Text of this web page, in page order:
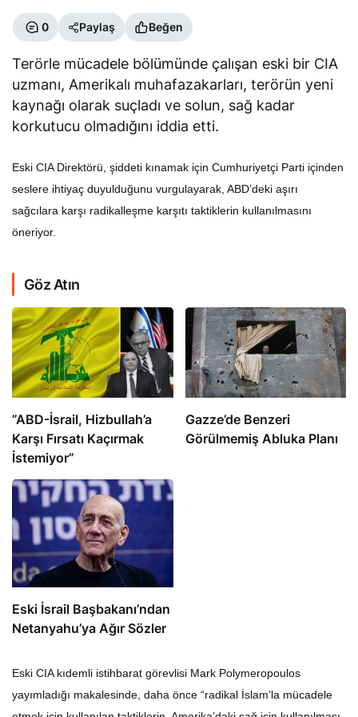
0 Paylaş Beğen
Terörle mücadele bölümünde çalışan eski bir CIA
uzmanı, Amerikalı muhafazakarları, terörün yeni
kaynağı olarak suçladı ve solun, sağ kadar
korkutucu olmadığını iddia etti.
Eski CIA Direktörü, şiddeti kınamak için Cumhuriyetçi Parti içinden
seslere ihtiyaç duyulduğunu vurgulayarak, ABD’deki aşırı
sağcılara karşı radikalleşme karşıtı taktiklerin kullanılmasını
öneriyor.
Göz Atın
​​​​​​​”ABD-İsrail, Hizbullah’a
Karşı Fırsatı Kaçırmak
İstemiyor”
​​​​​​​Gazze’de Benzeri
Görülmemiş Abluka Planı
Eski İsrail Başbakanı’ndan
Netanyahu’ya Ağır Sözler
Eski CIA kıdemli istihbarat görevlisi Mark Polymeropoulos
yayımladığı makalesinde, daha önce “radikal İslam’la mücadele